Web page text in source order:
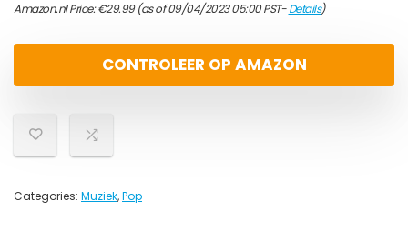
Amazon.nl Price:€29.99(as of 09/04/2023 05:00 PST-Details)
CONTROLEER OP AMAZON
Categories: Muziek,Pop